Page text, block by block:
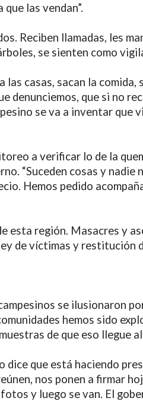
las vendan”.
Reciben llamadas, les
se sienten como
casas, sacan la
denunciemos, que si no
se va a inventar que
a verificar lo de la
“Suceden cosas y
Hemos pedido
esta región. Masacres y
de víctimas y restitución
se ilusionaron
hemos sido
de que eso llegue
dice que está haciendo
nos ponen a firmar
y luego se van. El